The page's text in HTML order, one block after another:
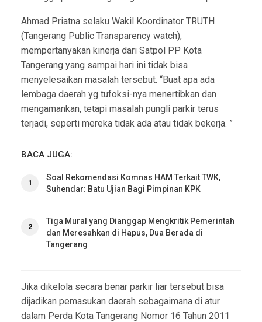
Ahmad Priatna selaku Wakil Koordinator TRUTH
(Tangerang Public Transparency watch),
mempertanyakan kinerja dari Satpol PP Kota
Tangerang yang sampai hari ini tidak bisa
menyelesaikan masalah tersebut. “Buat apa ada
lembaga daerah yg tufoksi-nya menertibkan dan
mengamankan, tetapi masalah pungli parkir terus
terjadi, seperti mereka tidak ada atau tidak bekerja. ”
BACA JUGA:
1
Soal Rekomendasi Komnas HAM Terkait TWK,
Suhendar: Batu Ujian Bagi Pimpinan KPK
2
Tiga Mural yang Dianggap Mengkritik Pemerintah
dan Meresahkan di Hapus, Dua Berada di
Tangerang
Jika dikelola secara benar parkir liar tersebut bisa
dijadikan pemasukan daerah sebagaimana di atur
dalam Perda Kota Tangerang Nomor 16 Tahun 2011